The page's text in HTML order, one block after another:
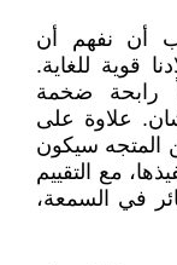
أن نفهم أن
قوية للغاية.
رابحة ضخمة
علاوة على
المتجه سيكون
مع التقييم
في السمعة،